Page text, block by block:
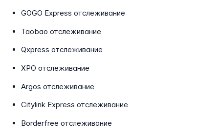
GOGO Express отслеживание
Taobao отслеживание
Qxpress отслеживание
XPO отслеживание
Argos отслеживание
Citylink Express отслеживание
Borderfree отслеживание